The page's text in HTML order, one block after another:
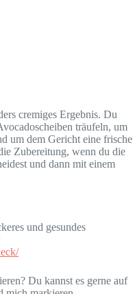
cremiges Ergebnis. Du
träufeln, um
um dem Gericht eine frische
Zubereitung, wenn du die
und dann mit einem
und gesundes
Du kannst es gerne auf